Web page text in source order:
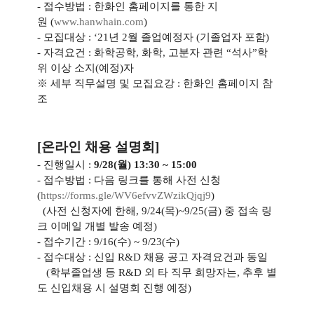
- 접수방법 : 한화인 홈페이지를 통한 지
원 (www.hanwhain.com)
- 모집대상 : ‘21년 2월 졸업예정자 (기졸업자 포함)
- 자격요건 : 화학공학, 화학, 고분자 관련 “석사”학
위 이상 소지 (예정)자
※ 세부 직무설명 및 모집요강 : 한화인 홈페이지 참
조
[온라인 채용 설명회]
- 진행일시 : 9/28(월) 13:30 ~ 15:00
- 접수방법 : 다음 링크를 통해 사전 신청
(https://forms.gle/WV6efvvZWzikQjqj9)
(사전 신청자에 한해 , 9/24(목)~9/25(금) 중 접속 링
크 이메일 개별 발송 예정)
- 접수기간 : 9/16(수) ~ 9/23(수)
- 접수대상 : 신입 R&D 채용 공고 자격요건과 동일
(학부졸업생 등 R&D 외 타 직무 희망자는, 추후 별
도 신입채용 시 설명회 진행 예정)